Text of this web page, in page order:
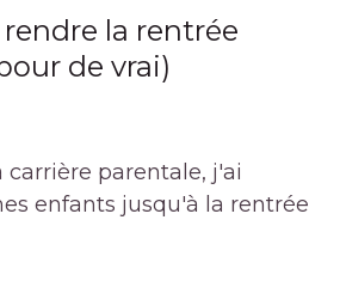
la rentrée
de vrai)
carrière parentale, j'ai
enfants jusqu'à la rentrée